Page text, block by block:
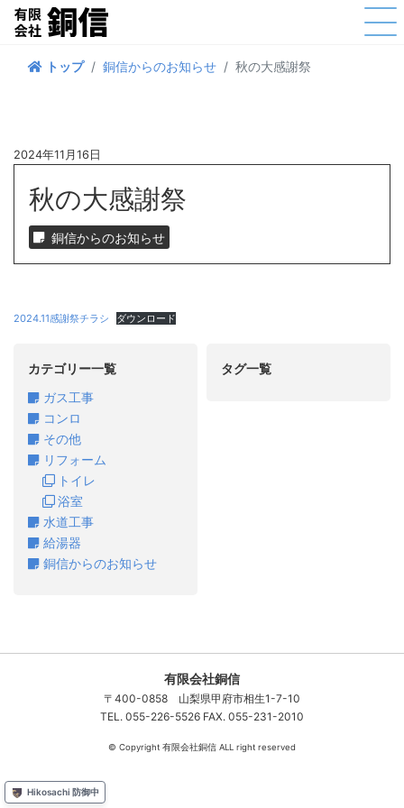
トップ 銅信からのお知らせ 秋の大感謝祭
2024年11月16日
秋の大感謝祭
銅信からのお知らせ
2024.11感謝祭チラシ ダウンロード
カテゴリー一覧
ガス工事
コンロ
その他
リフォーム
トイレ
浴室
水道工事
給湯器
銅信からのお知らせ
タグ一覧
有限会社銅信
〒400-0858 山梨県甲府市相生1-7-10
TEL. 055-226-5526 FAX. 055-231-2010
© Copyright 有限会社銅信 ALL right reserved
Hikosachi 防御中